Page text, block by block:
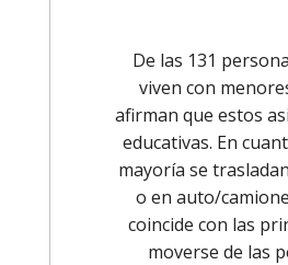
De las 131
viven con
afirman que estos
educativas. En
mayoría se
o en auto/
coincide con las
moverse de las